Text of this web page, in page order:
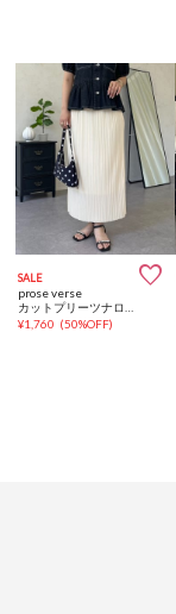
SALE 
prose verse
カットプリーツナロースカート
¥1,760 (50%OFF)